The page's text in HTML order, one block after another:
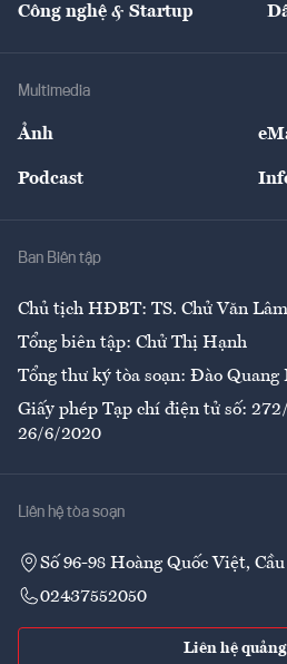
Tư vấn
Công nghệ & Startup
Multimedia
Ảnh
Podcast
Ban Biên tập
Chủ tịch HĐBT: TS. Chử Văn Lâm
Tổng biên tập: Chử Thị Hạnh
Tổng thư ký tòa soạn: Đào Quang
Giấy phép Tạp chí điện tử số:
26/6/2020
Liên hệ tòa soạn
Số 96-98 Hoàng Quốc Việt,
02437552050
Liên hệ